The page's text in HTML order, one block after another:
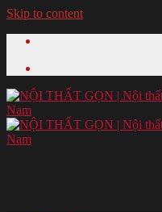
Skip to content